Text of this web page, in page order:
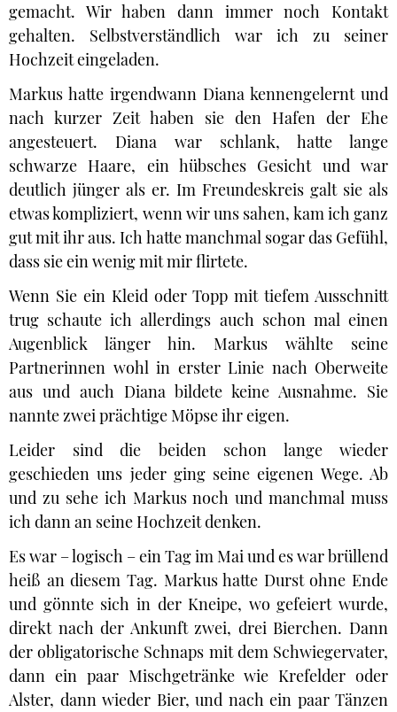
gemacht. Wir haben dann immer noch Kontakt
gehalten. Selbstverständlich war ich zu seiner
Hochzeit eingeladen.
Markus hatte irgendwann Diana kennengelernt und
nach kurzer Zeit haben sie den Hafen der Ehe
angesteuert. Diana war schlank, hatte lange
schwarze Haare, ein hübsches Gesicht und war
deutlich jünger als er. Im Freundeskreis galt sie als
etwas kompliziert, wenn wir uns sahen, kam ich ganz
gut mit ihr aus. Ich hatte manchmal sogar das Gefühl,
dass sie ein wenig mit mir flirtete.
Wenn Sie ein Kleid oder Topp mit tiefem Ausschnitt
trug schaute ich allerdings auch schon mal einen
Augenblick länger hin. Markus wählte seine
Partnerinnen wohl in erster Linie nach Oberweite
aus und auch Diana bildete keine Ausnahme. Sie
nannte zwei prächtige Möpse ihr eigen.
Leider sind die beiden schon lange wieder
geschieden uns jeder ging seine eigenen Wege. Ab
und zu sehe ich Markus noch und manchmal muss
ich dann an seine Hochzeit denken.
Es war – logisch – ein Tag im Mai und es war brüllend
heiß an diesem Tag. Markus hatte Durst ohne Ende
und gönnte sich in der Kneipe, wo gefeiert wurde,
direkt nach der Ankunft zwei, drei Bierchen. Dann
der obligatorische Schnaps mit dem Schwiegervater,
dann ein paar Mischgetränke wie Krefelder oder
Alster, dann wieder Bier, und nach ein paar Tänzen